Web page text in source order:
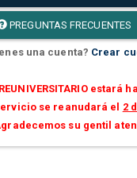
PREGUNTAS FRECUENTES
una cuenta? Crear
estará
se reanudará el 2
su gentil